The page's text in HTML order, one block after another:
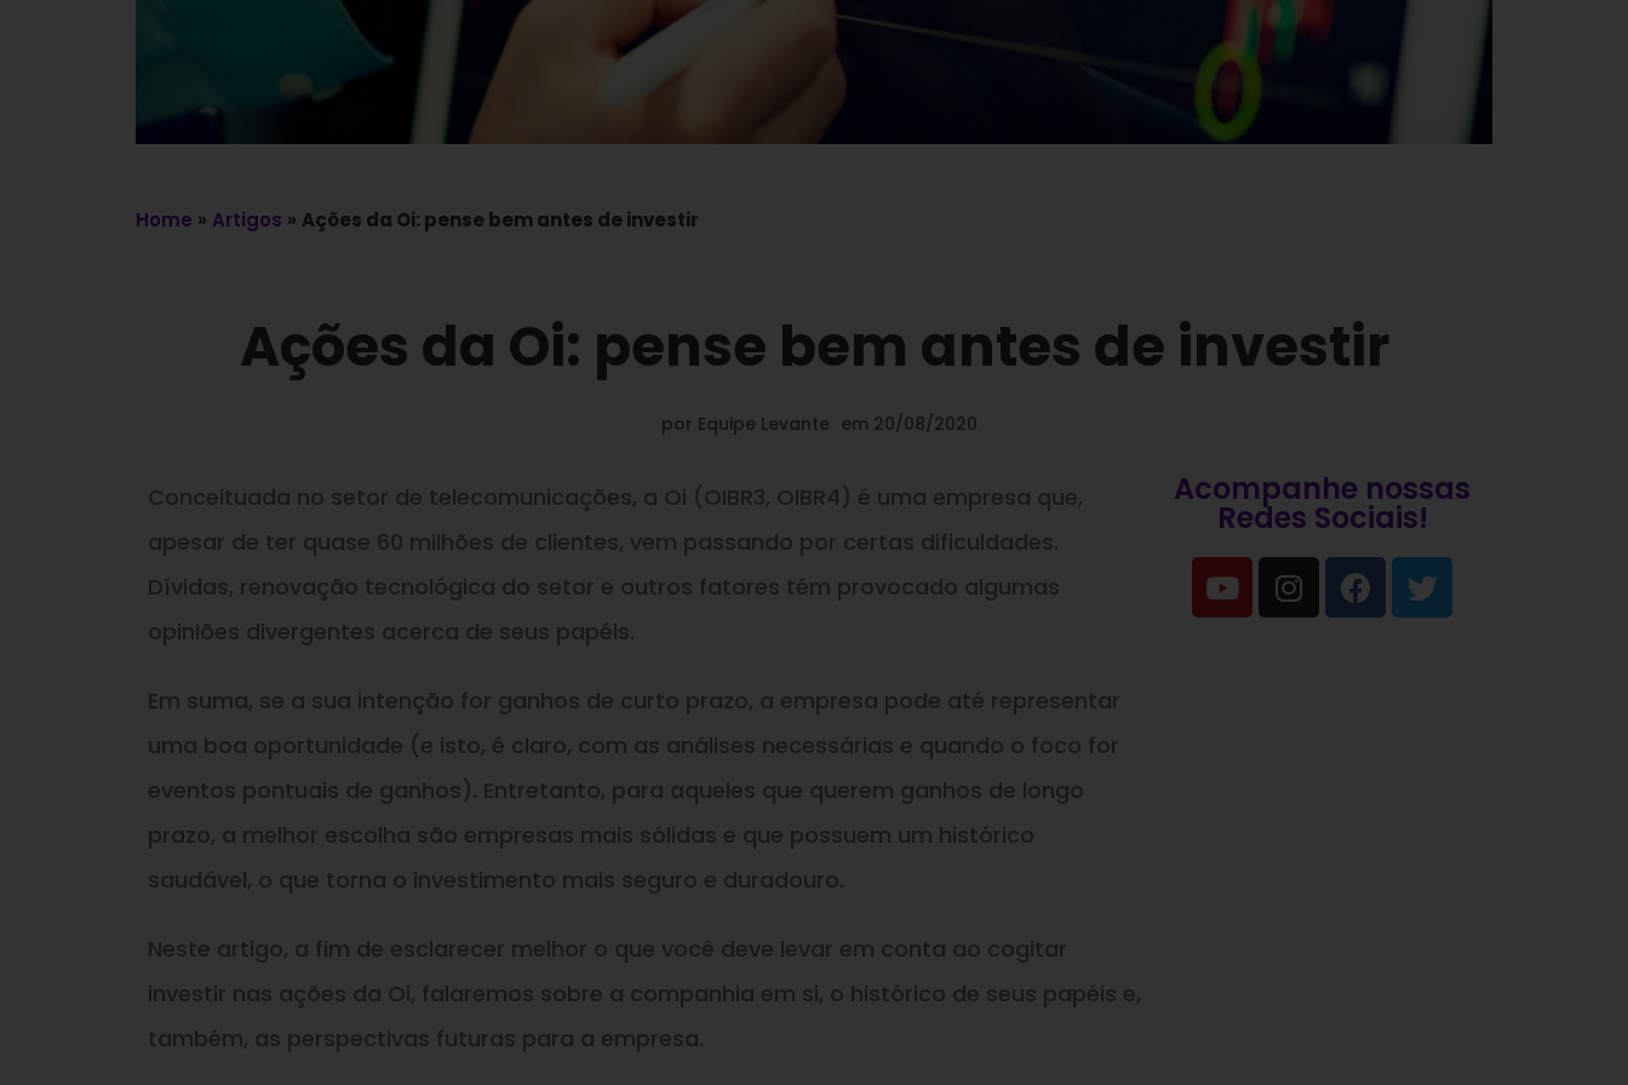
Home » Artigos » Ações da Oi: pense bem antes de investir
Ações da Oi: pense bem antes de investir
por Equipe Levante em 20/08/2020
Conceituada no setor de telecomunicações, a Oi (OIBR3, OIBR4) é uma empresa que,
apesar de ter quase 60 milhões de clientes, vem passando por certas dificuldades.
Dívidas, renovação tecnológica do setor e outros fatores têm provocado algumas
opiniões divergentes acerca de seus papéis.
Em suma, se a sua intenção for ganhos de curto prazo, a empresa pode até representar
uma boa oportunidade (e isto, é claro, com as análises necessárias e quando o foco for
eventos pontuais de ganhos). Entretanto, para aqueles que querem ganhos de longo
prazo, a melhor escolha são empresas mais sólidas e que possuem um histórico
saudável, o que torna o investimento mais seguro e duradouro.
Neste artigo, a fim de esclarecer melhor o que você deve levar em conta ao cogitar
investir nas ações da Oi, falaremos sobre a companhia em si, o histórico de seus papéis e,
também, as perspectivas futuras para a empresa.
Acompanhe nossas
Redes Sociais!